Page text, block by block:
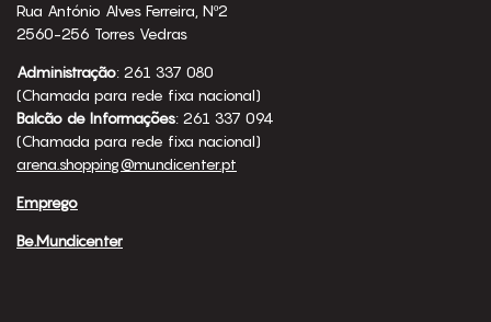
Rua António Alves Ferreira, Nº2
2560-256 Torres Vedras
Administração: 261 337 080
(Chamada para rede fixa nacional)
Balcão de Informações: 261 337 094
(Chamada para rede fixa nacional)
arena.shopping@mundicenter.pt
Emprego
Be.Mundicenter